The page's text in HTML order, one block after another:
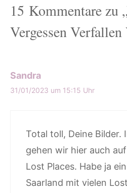
15 Kommentare zu
Vergessen
Sandra
31/01/2023 um 15:15 Uhr
Total toll, Deine Bilder.
gehen wir hier auch
Lost Places. Habe ja
Saarland mit vielen